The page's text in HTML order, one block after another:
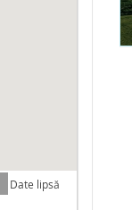
Date lipsă